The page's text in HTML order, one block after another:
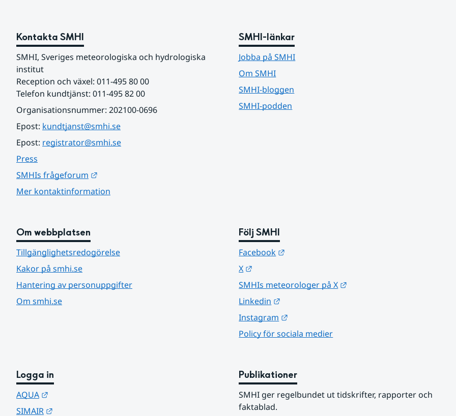
Kontakta SMHI
SMHI, Sveriges meteorologiska och hydrologiska
institut
Reception och växel: 011-495 80 00
Telefon kundtjänst: 011-495 82 00
Organisationsnummer: 202100-0696
Epost: kundtjanst@smhi.se
Epost: registrator@smhi.se
Press
SMHIs frågeforum
Mer kontaktinformation
SMHI-länkar
Jobba på SMHI
Om SMHI
SMHI-bloggen
SMHI-podden
Om webbplatsen
Tillgänglighetsredogörelse
Kakor på smhi.se
Hantering av personuppgifter
Om smhi.se
Följ SMHI
Facebook
X
SMHIs meteorologer på X
Linkedin
Instagram
Policy för sociala medier
Logga in
AQUA
SIMAIR
Publikationer
SMHI ger regelbundet ut tidskrifter, rapporter och
faktablad.